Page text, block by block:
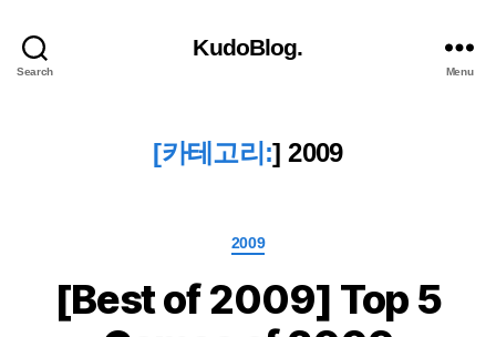
Search
KudoBlog.
Menu
[카테고리:]2009
Categories
2009
[Best of 2009] Top 5